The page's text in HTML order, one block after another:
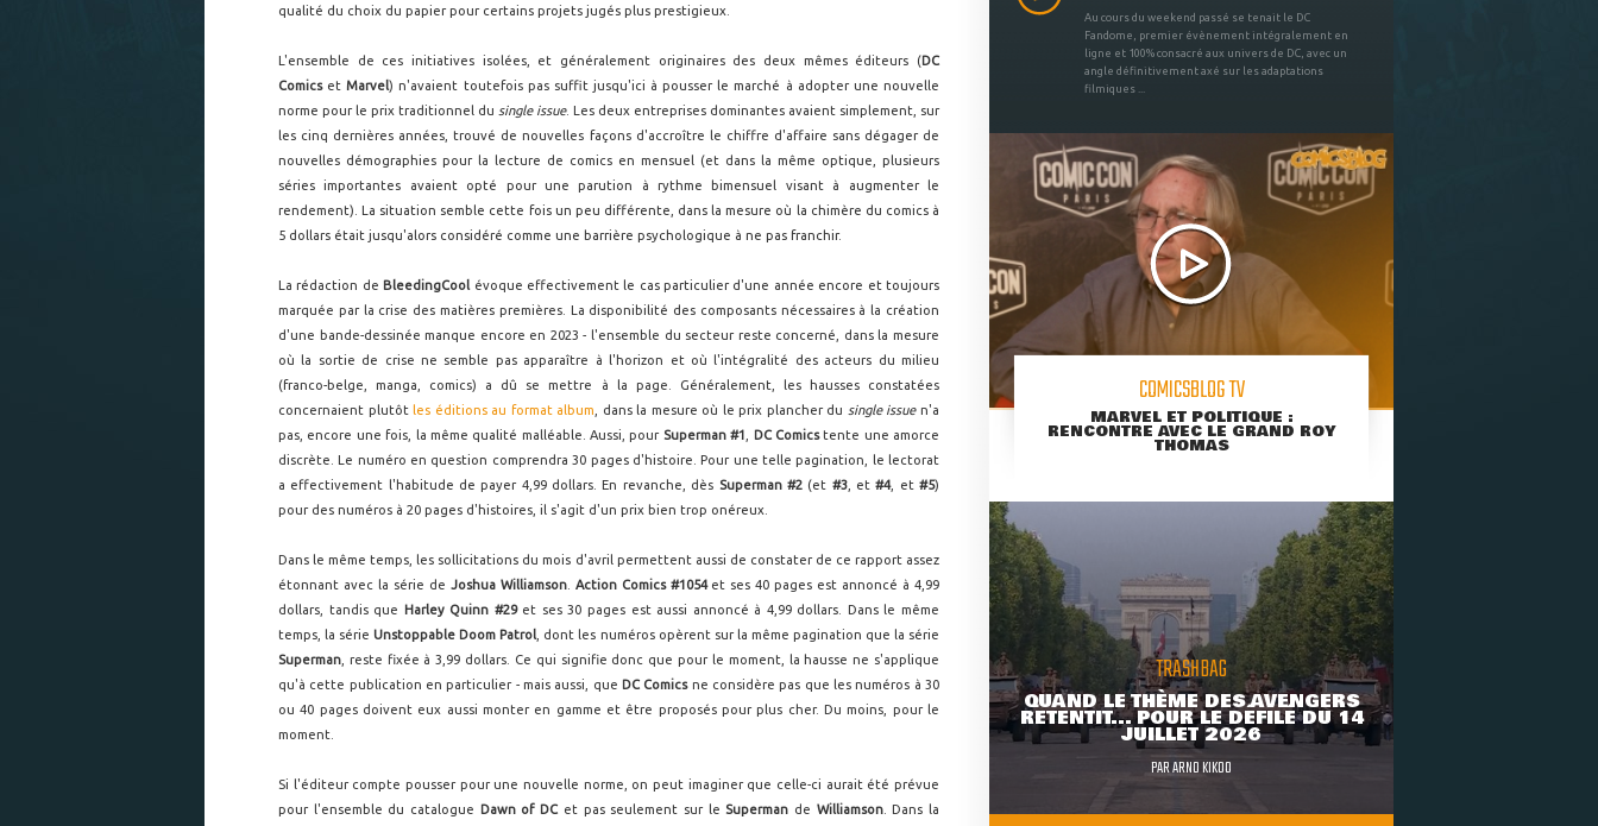
qualité du choix du papier pour certains projets jugés plus prestigieux.
L'ensemble de ces initiatives isolées, et généralement originaires des deux mêmes éditeurs (DC
ComicsetMarvel) n'avaient toutefois pas suffit jusqu'ici à pousser le marché à adopter une nouvelle
norme pour le prix traditionnel du single issue. Les deux entreprises dominantes avaient simplement, sur
les cinq dernières années, trouvé de nouvelles façons d'accroître le chiffre d'affaire sans dégager de
nouvelles démographies pour la lecture de comics en mensuel (et dans la même optique, plusieurs
séries importantes avaient opté pour une parution à rythme bimensuel visant à augmenter le
rendement). La situation semble cette fois un peu différente, dans la mesure où la chimère du comics à
5 dollars était jusqu'alors considéré comme une barrière psychologique à ne pas franchir.
La rédaction de BleedingCool évoque effectivement le cas particulier d'une année encore et toujours
marquée par la crise des matières premières. La disponibilité des composants nécessaires à la création
d'une bande-dessinée manque encore en 2023 - l'ensemble du secteur reste concerné, dans la mesure
où la sortie de crise ne semble pas apparaître à l'horizon et où l'intégralité des acteurs du milieu
(franco-belge, manga, comics) a dû se mettre à la page. Généralement, les hausses constatées
concernaient plutôt les éditions au format album , dans la mesure où le prix plancher du single issuen'a
pas, encore une fois, la même qualité malléable. Aussi, pour Superman #1 DC Comicstente une amorce
discrète. Le numéro en question comprendra 30 pages d'histoire. Pour une telle pagination, le lectorat
a effectivement l'habitude de payer 4,99 dollars. En revanche, dès Superman #2(et #3, et#4, et#5)
pour des numéros à 20 pages d'histoires, il s'agit d'un prix bien trop onéreux.
Dans le même temps, les sollicitations du mois d'avril permettent aussi de constater de ce rapport assez
étonnant avec la série de Joshua Williamson. Action Comics #1054 et ses 40 pages est annoncé à 4,99
dollars, tandis que
Harley Quinn #29et ses 30 pages est aussi annoncé à 4,99 dollars. Dans le même
temps, la sérieUnstoppable Doom Patrol , dont les numéros opèrent sur la même pagination que la série
Superman , reste fixée à 3,99 dollars. Ce qui signifie donc que pour le moment, la hausse ne s'applique
qu'à cette publication en particulier - mais aussi, que DC Comicsne considère pas que les numéros à 30
ou 40 pages doivent eux aussi monter en gamme et être proposés pour plus cher. Du moins, pour le
moment.
Si l'éditeur compte pousser pour une nouvelle norme, on peut imaginer que celle-ci aurait été prévue
pour l'ensemble du catalogue
Dawn of DC et pas seulement sur le Superman de Williamson. Dans la
Au cours du weekend passé se tenait le DC
Fandome, premier évènement intégralement en
ligne et 100% consacré aux univers de DC, avec un
angle définitivement axé sur les adaptations
filmiques ...
COMICSBLOG TV
MARVEL ET POLITIQUE :
RENCONTRE AVEC LE GRAND ROY
THOMAS
TRASHBAG
QUAND LE THÈME DES AVENGERS
RETENTIT... POUR LE DÉFILÉ DU 14
JUILLET 2026
PARARNO KIKOO